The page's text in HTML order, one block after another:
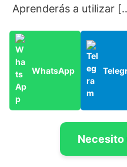
Aprenderás a utilizar
WhatsApp
Necesito